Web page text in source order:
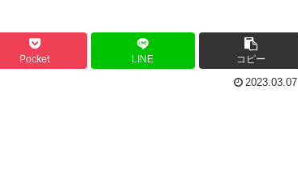
Pocket LINE コピー
2023.03.07